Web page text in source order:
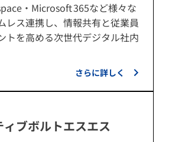
・Microsoft 365など様々な
レス連携し、情報共有と従業員
トを高める次世代デジタル社内
さらに詳しく
ィブボルトエスエス